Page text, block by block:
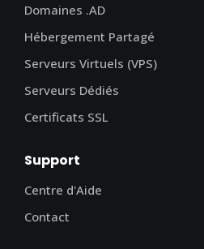
Domaines .AD
Hébergement Partagé
Serveurs Virtuels (VPS)
Serveurs Dédiés
Certificats SSL
Support
Centre d'Aide
Contact